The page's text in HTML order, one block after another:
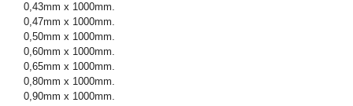
0,43mm x 1000mm.
0,47mm x 1000mm.
0,50mm x 1000mm.
0,60mm x 1000mm.
0,65mm x 1000mm.
0,80mm x 1000mm.
0,90mm x 1000mm.